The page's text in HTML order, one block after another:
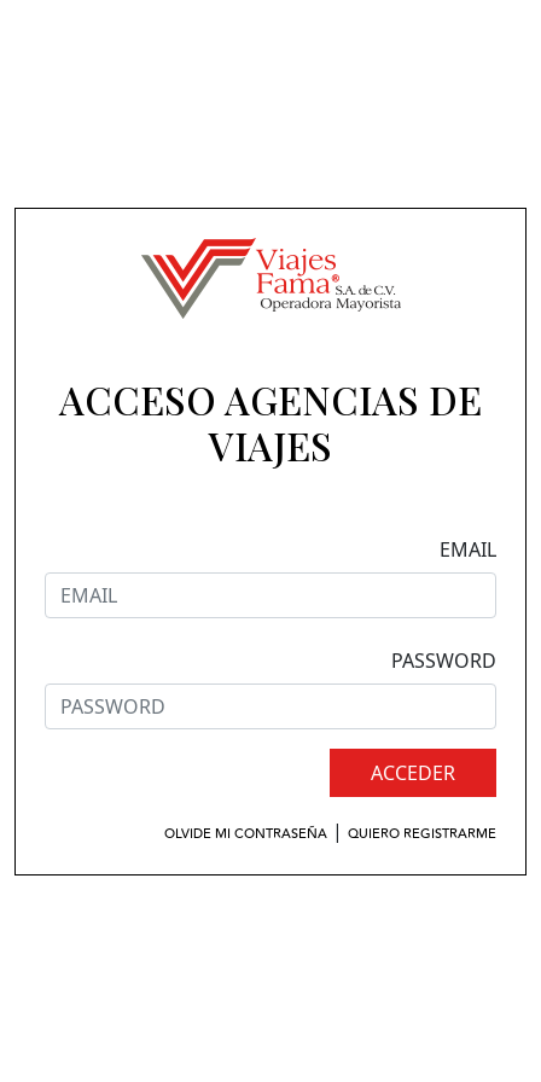
ACCESO AGENCIAS DE
VIAJES
EMAIL
PASSWORD
ACCEDER
OLVIDE MI CONTRASEÑA | QUIERO REGISTRARME